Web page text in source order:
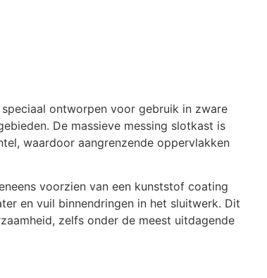
speciaal ontworpen voor gebruik in zware
De massieve messing slotkast is
waardoor aangrenzende oppervlakken
voorzien van een kunststof coating
en vuil binnendringen in het sluitwerk. Dit
zelfs onder de meest uitdagende